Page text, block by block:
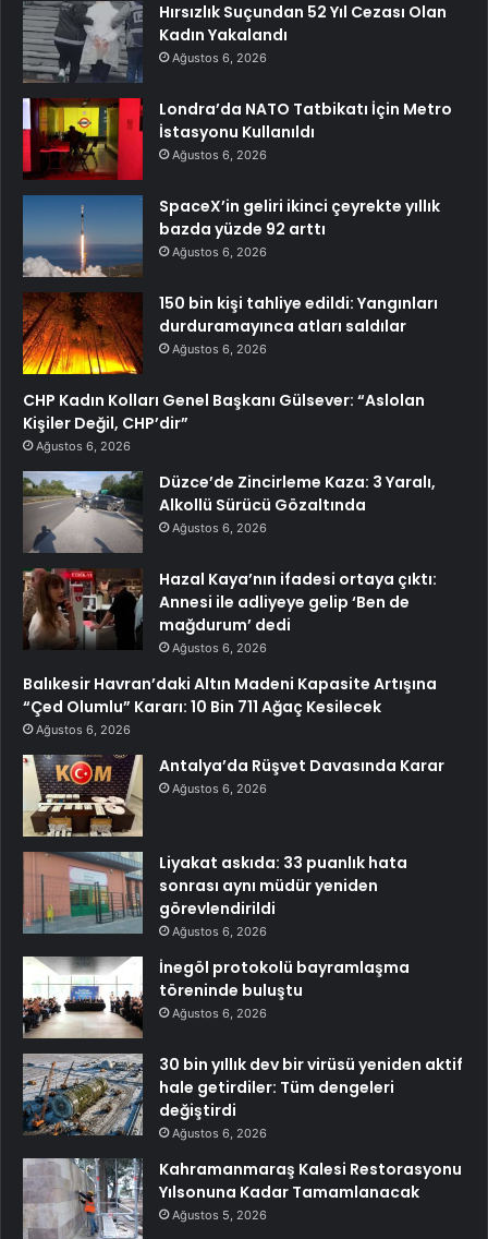
Hırsızlık Suçundan 52 Yıl Cezası Olan
Kadın Yakalandı
Ağustos 6, 2026
Londra’da NATO Tatbikatı İçin Metro
İstasyonu Kullanıldı
Ağustos 6, 2026
SpaceX’in geliri ikinci çeyrekte yıllık
bazda yüzde 92 arttı
Ağustos 6, 2026
150 bin kişi tahliye edildi: Yangınları
durduramayınca atları saldılar
Ağustos 6, 2026
CHP Kadın Kolları Genel Başkanı Gülsever: “Aslolan
Kişiler Değil, CHP’dir”
Ağustos 6, 2026
Düzce’de Zincirleme Kaza: 3 Yaralı,
Alkollü Sürücü Gözaltında
Ağustos 6, 2026
Hazal Kaya’nın ifadesi ortaya çıktı:
Annesi ile adliyeye gelip ‘Ben de
mağdurum’ dedi
Ağustos 6, 2026
Balıkesir Havran’daki Altın Madeni Kapasite Artışına
“Çed Olumlu” Kararı: 10 Bin 711 Ağaç Kesilecek
Ağustos 6, 2026
Antalya’da Rüşvet Davasında Karar
Ağustos 6, 2026
Liyakat askıda: 33 puanlık hata
sonrası aynı müdür yeniden
görevlendirildi
Ağustos 6, 2026
İnegöl protokolü bayramlaşma
töreninde buluştu
Ağustos 6, 2026
30 bin yıllık dev bir virüsü yeniden aktif
hale getirdiler: Tüm dengeleri
değiştirdi
Ağustos 6, 2026
Kahramanmaraş Kalesi Restorasyonu
Yılsonuna Kadar Tamamlanacak
Ağustos 5, 2026